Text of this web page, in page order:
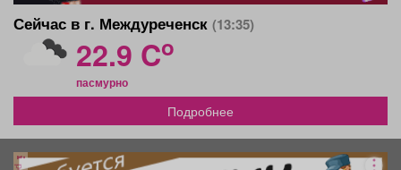
Сейчас в г. Междуреченск (13:35)
22.9 Co
пасмурно
Подробнее